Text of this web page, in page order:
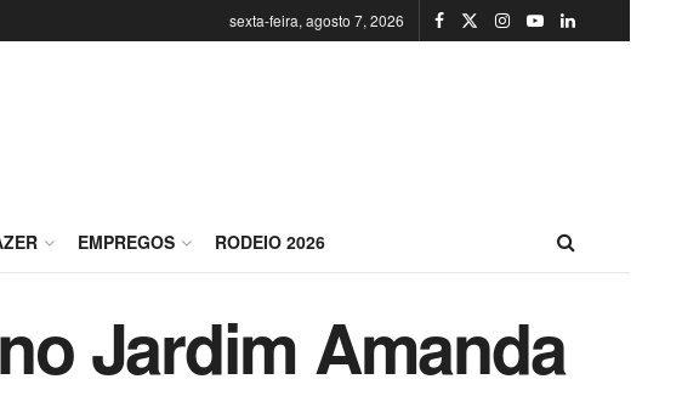
sexta-feira, agosto 7, 2026
EMPREGOS RODEIO 2026
Jardim Amanda